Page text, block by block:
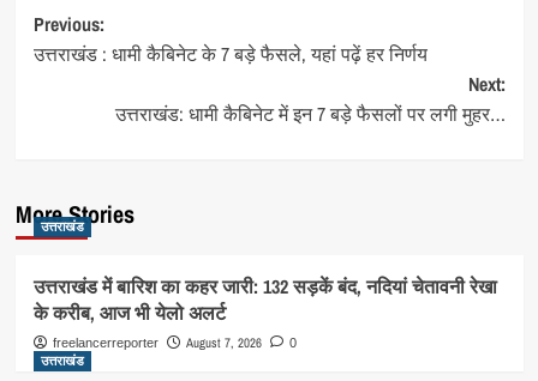
Post
navigation
Previous:
उत्तराखंड : धामी कैबिनेट के 7 बड़े फैसले, यहां पढ़ें हर निर्णय
Next:
उत्तराखंड: धामी कैबिनेट में इन 7 बड़े फैसलों पर लगी मुहर…
More Stories
उत्तराखंड
उत्तराखंड में बारिश का कहर जारी: 132 सड़कें बंद, नदियां चेतावनी रेखा
के करीब, आज भी येलो अलर्ट
freelancerreporter August 7, 2026 0
उत्तराखंड